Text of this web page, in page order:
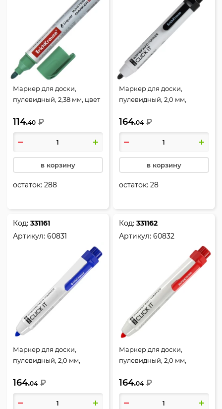
Маркер для доски,
пулевидный, 2,38 мм, цвет
картонная коробка, LW-
600, Erich Krause, 56096
114.40 ₽
в корзину
остаток:288
Маркер для доски,
пулевидный, 2,0 мм,
черный, упаковка
картонная коробка, RW-
700, Erich Krause, 60830
164.04 ₽
в корзину
остаток:28
Код:331161
Артикул:60831
Маркер для доски,
пулевидный, 2,0 мм,
синий, упаковка
картонная коробка, RW-
700, Erich Krause, 60831
164.04 ₽
Код:331162
Артикул:60832
Маркер для доски,
пулевидный, 2,0 мм,
красный, упаковка
картонная коробка, RW-
700, Erich Krause, 60832
164.04 ₽